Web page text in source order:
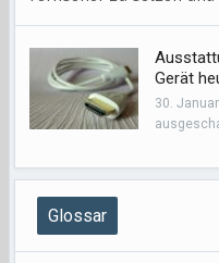
Gerät
30.
Glossar